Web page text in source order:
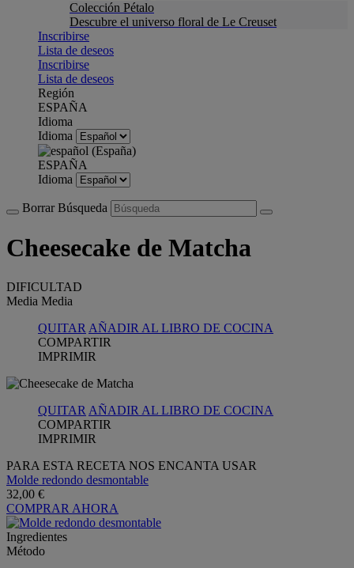
Colección Pétalo
Descubre el universo floral de Le Creuset
Inscribirse
Lista de deseos
Inscribirse
Lista de deseos
Región
ESPAÑA
Idioma
Idioma
ESPAÑA
Idioma
Borrar Búsqueda
Cheesecake de Matcha
DIFICULTAD
Media Media
QUITAR AÑADIR AL LIBRO DE COCINA
COMPARTIR
IMPRIMIR
QUITAR AÑADIR AL LIBRO DE COCINA
COMPARTIR
IMPRIMIR
PARA ESTA RECETA NOS ENCANTA USAR
Molde redondo desmontable
32,00 €
COMPRAR AHORA
Ingredientes
Método